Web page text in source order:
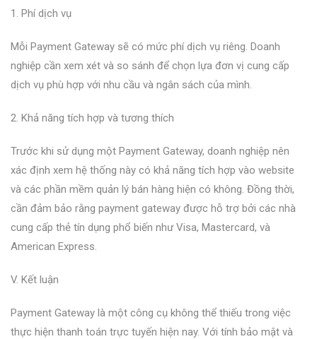
1. Phí dịch vụ
Mỗi Payment Gateway sẽ có mức phí dịch vụ riêng. Doanh
nghiệp cần xem xét và so sánh để chọn lựa đơn vị cung cấp
dịch vụ phù hợp với nhu cầu và ngân sách của mình.
2. Khả năng tích hợp và tương thích
Trước khi sử dụng một Payment Gateway, doanh nghiệp nên
xác định xem hệ thống này có khả năng tích hợp vào website
và các phần mềm quản lý bán hàng hiện có không. Đồng thời,
cần đảm bảo rằng payment gateway được hỗ trợ bởi các nhà
cung cấp thẻ tín dụng phổ biến như Visa, Mastercard, và
American Express.
V. Kết luận
Payment Gateway là một công cụ không thể thiếu trong việc
thực hiện thanh toán trực tuyến hiện nay. Với tính bảo mật và